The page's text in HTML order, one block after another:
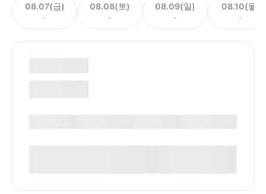
08.07(금)
-
08.08(토)
-
08.09(일)
-
08.10(월)
-